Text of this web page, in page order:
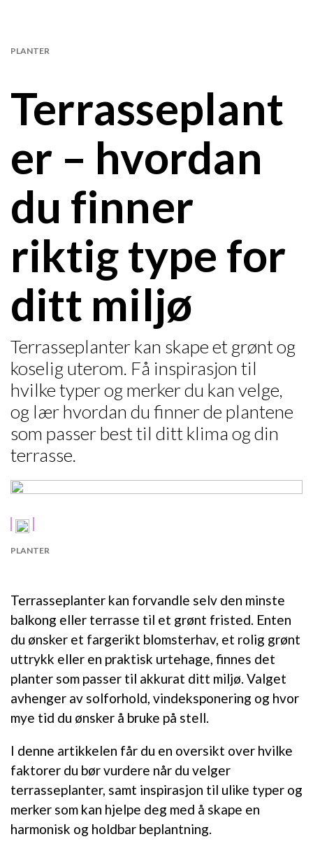
Terrasseplant
er – hvordan
du finner
riktig type for
ditt miljø
PLANTER
Terrasseplanter kan skape et grønt og
koselig uterom. Få inspirasjon til
hvilke typer og merker du kan velge,
og lær hvordan du finner de plantene
som passer best til ditt klima og din
terrasse.
PLANTER
Terrasseplanter kan forvandle selv den minste
balkong eller terrasse til et grønt fristed. Enten
du ønsker et fargerikt blomsterhav, et rolig grønt
uttrykk eller en praktisk urtehage, finnes det
planter som passer til akkurat ditt miljø. Valget
avhenger av solforhold, vindeksponering og hvor
mye tid du ønsker å bruke på stell.
I denne artikkelen får du en oversikt over hvilke
faktorer du bør vurdere når du velger
terrasseplanter, samt inspirasjon til ulike typer og
merker som kan hjelpe deg med å skape en
harmonisk og holdbar beplantning.